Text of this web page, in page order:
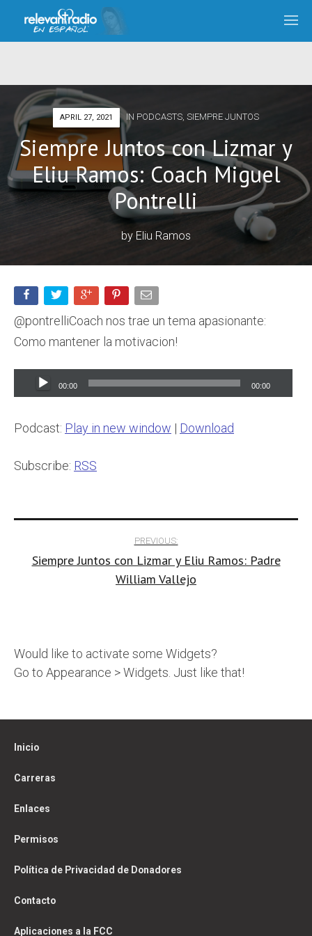
APRIL 27, 2021 IN PODCASTS, SIEMPRE JUNTOS
Siempre Juntos con Lizmar y
Eliu Ramos: Coach Miguel
Pontrelli
by Eliu Ramos
@pontrelliCoach nos trae un tema apasionante:
Como mantener la motivacion!
Audio
Player
00:00 00:00
Podcast: Play in new window | Download
Subscribe: RSS
navigation
PREVIOUS:
Siempre Juntos con Lizmar y Eliu Ramos: Padre
William Vallejo
Would like to activate some Widgets?
Go to Appearance > Widgets. Just like that!
Inicio
Carreras
Enlaces
Permisos
Política de Privacidad de Donadores
Contacto
Aplicaciones a la FCC